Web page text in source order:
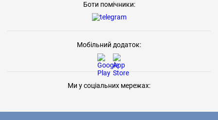
Боти помічники:
Мобільний додаток:
Ми у соціальних мережах: